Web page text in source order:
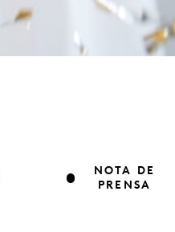
NOTA DE
PRENSA